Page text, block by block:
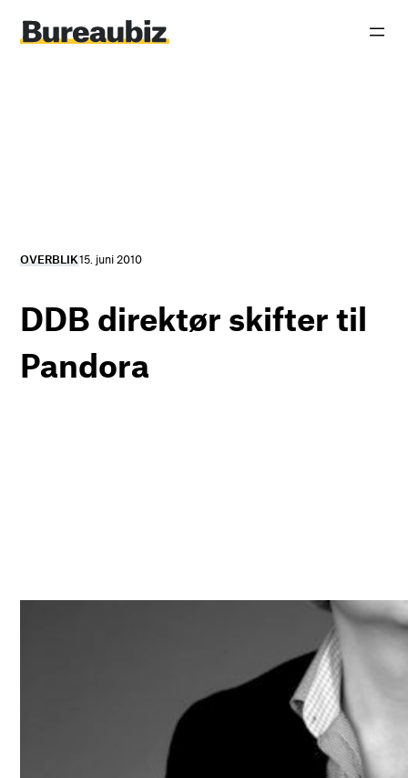
indhold
OVERBLIK15. juni 2010
DDB direktør skifter til
Pandora